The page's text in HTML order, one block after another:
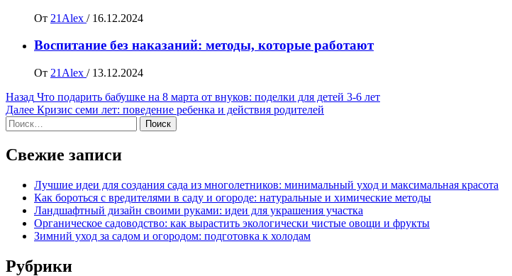
От 21Alex / 16.12.2024
Воспитание без наказаний: методы, которые работают
От 21Alex / 13.12.2024
Навигация
записи
Назад Что подарить бабушке на 8 марта от внуков: поделки для детей 3-6 лет
Далее Кризис семи лет: поведение ребенка и действия родителей
Найти:
Свежие записи
Лучшие идеи для создания сада из многолетников: минимальный уход и максимальная красота
Как бороться с вредителями в саду и огороде: натуральные и химические методы
Ландшафтный дизайн своими руками: идеи для украшения участка
Органическое садоводство: как вырастить экологически чистые овощи и фрукты
Зимний уход за садом и огородом: подготовка к холодам
Рубрики